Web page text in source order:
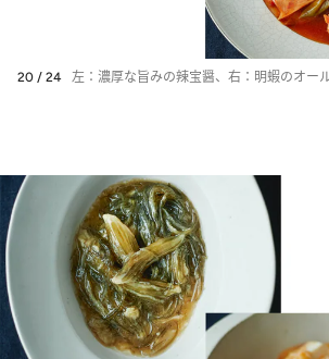
20 / 24 左：濃厚な旨みの辣宝醤、右：明蝦のオー